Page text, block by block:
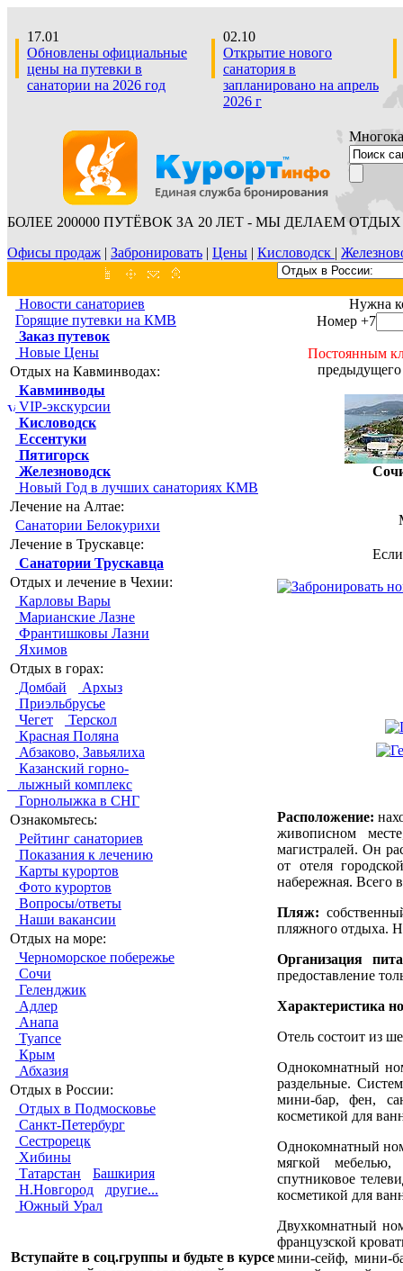
17.01
Обновлены официальные
цены на путевки в
санатории на 2026 год
02.10
Открытие нового
санатория в
запланировано на апрель
2026 г
БОЛЕЕ 200000 ПУТЁВОК ЗА 20 ЛЕТ - МЫ ДЕЛАЕМ ОТДЫХ
Офисы продаж | Забронировать | Цены | Кисловодск |
Новости санаториев
Горящие путевки на КМВ
Заказ путевок
Новые Цены
Отдых на Кавминводах:
Кавминводы
VIP-экскурсии
Кисловодск
Ессентуки
Пятигорск
Железноводск
Новый Год в лучших санаториях КМВ
Лечение на Алтае:
Санатории Белокурихи
Лечение в Трускавце:
Санатории Трускавца
Отдых и лечение в Чехии:
Карловы Вары
Марианские Лазне
Франтишковы Лазни
Яхимов
Отдых в горах:
Домбай
Архыз
Приэльбрусье
Чегет
Терскол
Красная Поляна
Абзаково, Завьялиха
Казанский горно-
лыжный комплекс
Горнолыжка в СНГ
Ознакомьтесь:
Рейтинг санаториев
Показания к лечению
Карты курортов
Фото курортов
Вопросы/ответы
Наши вакансии
Отдых на море:
Черноморское побережье
Сочи
Геленджик
Адлер
Анапа
Туапсе
Крым
Абхазия
Отдых в России:
Отдых в Подмосковье
Санкт-Петербург
Сестрорецк
Хибины
Татарстан
Башкирия
Н.Новгород
другие...
Южный Урал
Вступайте в соц.группы и будьте в курсе
Нужна
Номер +7
Постоянным
предыдущего
Расположение:
живописном
магистралей. Он
от отеля
набережная. Всего
Пляж:
пляжного отдыха.
Организация
предоставление
Характеристика
Отель состоит из
Однокомнатный
раздельные.
мини-бар, фен,
косметикой для
Однокомнатный
мягкой мебелью,
спутниковое
косметикой для
Двухкомнатный
французской
мини-сейф, мини-